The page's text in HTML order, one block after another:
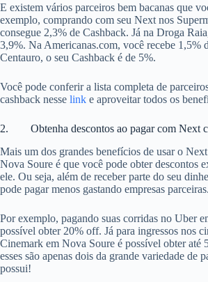
E existem vários parceiros bem bacanas que
exemplo, comprando com seu Next nos
consegue 2,3% de Cashback. Já na Droga
3,9%. Na Americanas.com, você recebe 1,5%
Centauro, o seu Cashback é de 5%.
Você pode conferir a lista completa de
cashback nesse link e aproveitar todos os
2. Obtenha descontos ao pagar com Next
Mais um dos grandes benefícios de usar o
Nova Soure é que você pode obter descontos
ele. Ou seja, além de receber parte do seu
pode pagar menos gastando empresas parceiras.
Por exemplo, pagando suas corridas no Uber
possível obter 20% off. Já para ingressos nos
Cinemark em Nova Soure é possível obter até
esses são apenas dois da grande variedade de
possui!